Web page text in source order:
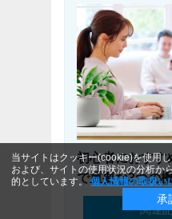
初心者におすす
で重要な3つの
関連
当サイトはクッキー(cookie)を使用
および、サイトの使用状況の分析か
的としています。 個人情報の取扱い
承